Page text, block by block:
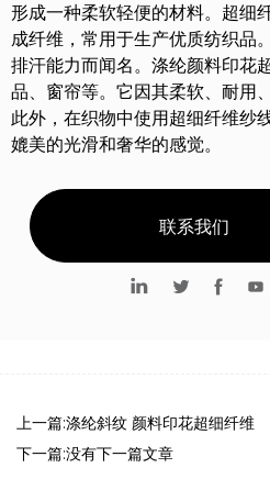
形成一种柔软轻便的材料。超细
成纤维，常用于生产优质纺织品
排汗能力而闻名。涤纶颜料印花
品、窗帘等。它因其柔软、耐用
此外，在织物中使用超细纤维纱
媲美的光滑和奢华的感觉。
联系我们
上一篇:涤纶斜纹 颜料印花超细纤维
下一篇:没有下一篇文章